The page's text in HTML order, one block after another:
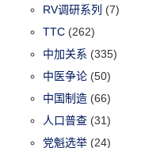
RV调研系列 (7)
TTC (262)
中加关系 (335)
中医争论 (50)
中国制造 (66)
人口普查 (31)
党魁选举 (24)